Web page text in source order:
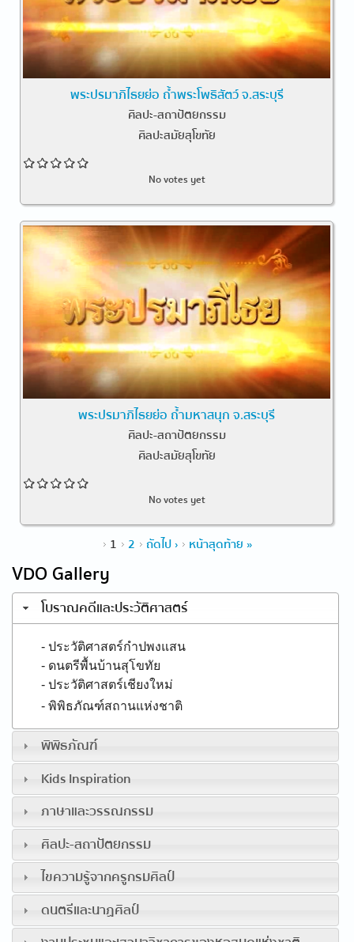
พระปรมาภิไธยย่อ ถ้ำพระโพธิสัตว์ จ.สระบุรี
ศิลปะ-สถาปัตยกรรม
ศิลปะสมัยสุโขทัย
No votes yet
พระปรมาภิไธยย่อ ถ้ำมหาสนุก จ.สระบุรี
ศิลปะ-สถาปัตยกรรม
ศิลปะสมัยสุโขทัย
No votes yet
1 2 ถัดไป › หน้าสุดท้าย »
VDO Gallery
โบราณคดีและประวัติศาสตร์
- ประวัติศาสตร์กำปพงแสน
- ดนตรีพื้นบ้านสุโขทัย
- ประวัติศาสตร์เชียงใหม่
- พิพิธภัณฑ์สถานแห่งชาติ
พิพิธภัณฑ์
Kids Inspiration
ภาษาและวรรณกรรม
ศิลปะ-สถาปัตยกรรม
ไขความรู้จากครูกรมศิลป์
ดนตรีและนาฏศิลป์